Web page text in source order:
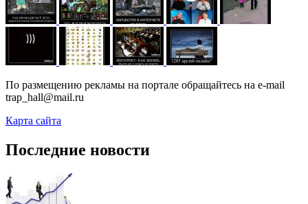
По размещению рекламы на портале обращайтесь на e-mail
trap_hall@mail.ru
Карта сайта
Последние новости